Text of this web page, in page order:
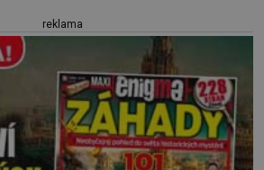
vesnice Aberfan […]
pod ní byla dlažbou. Muž, který ji z
břehu pozoruje, ji údajně poznává, jenže
Ruža Vlajna má být v tu chvíli mrtvá celé
století. Vesnice Kisiljevo v
severovýchodním Srbsku má s upíry
nevyřízené účty. […]
reklama